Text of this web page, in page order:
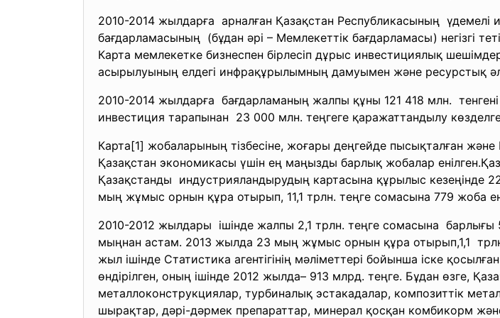
2010-2014 жылдарға арналған Қазақстан Республикасының үдемелi
бағдарламасының (бұдан әрі – Мемлекеттік бағдарламасы) негiзгi
Карта мемлекетке бизнеспен бiрлесiп дұрыс инвестициялық
асырылуының елдегі инфрақұрылымның дамуымен және ресурстық
2010-2014 жылдарға бағдарламаның жалпы құны 121 418 млн.
инвестиция тарапынан 23 000 млн. теңгеге қаражаттандылу
Карта[1] жобаларының тiзбесiне, жоғары деңгейде пысықталған
Қазақстан экономикасы үшін ең маңызды барлық жобалар
Қазақстанды индустрияландырудың картасына құрылыс кезеңінде
мың жұмыс орнын құра отырып, 11,1 трлн. теңге сомасына 779 жоба
2010-2012 жылдары ішінде жалпы 2,1 трлн. теңге сомасына
мыңнан астам. 2013 жылда 23 мың жұмыс орнын құра отырып,1,1
жыл ішінде Статистика агентігінің мәліметтері бойынша іске
өндірілген, оның ішінде 2012 жылда– 913 млрд. теңге. Бұдан өзге,
металлоконструкциялар, турбиналық эстакадалар, композиттік
шырақтар, дәрi-дәрмек препараттар, минерал қосқан комбикорм